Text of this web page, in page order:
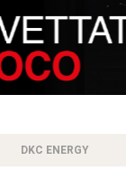
DKC ENERGY